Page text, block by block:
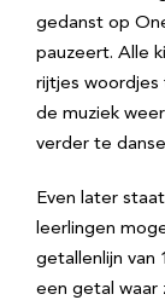
gedanst op
pauzeert. Alle
rijtjes
de muziek
verder te
Even later
leerlingen
getallenlijn van
een getal waar